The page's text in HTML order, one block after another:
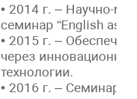
• 2014 г. – Научно-
семинар “English as
• 2015 г. –
через
технологии.
• 2016 г. – Семинар